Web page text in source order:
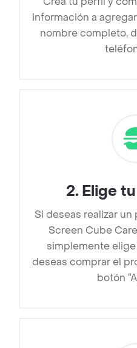
información a
nombre completo,
2. Elige
Si deseas realizar
Screen Cube
simplemente
deseas comprar el
botón